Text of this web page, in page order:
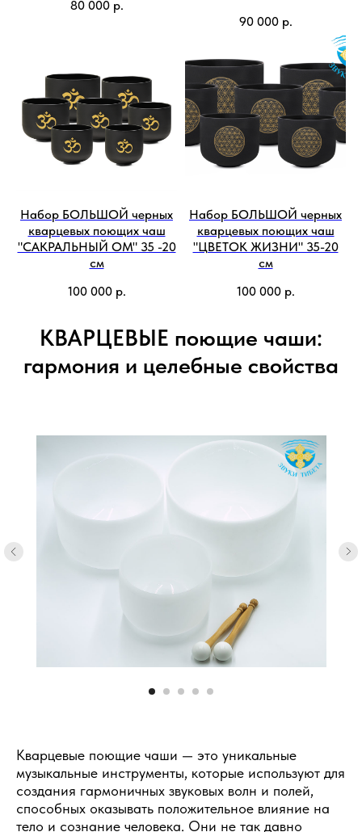
80 000 р.
90 000 р.
Набор БОЛЬШОЙ черных
кварцевых поющих чаш
"САКРАЛЬНЫЙ ОМ" 35 -20
см
100 000 р.
Набор БОЛЬШОЙ черных
кварцевых поющих чаш
"ЦВЕТОК ЖИЗНИ" 35-20
см
100 000 р.
КВАРЦЕВЫЕ поющие чаши:
гармония и целебные свойства
Кварцевые поющие чаши — это уникальные
музыкальные инструменты, которые используют для
создания гармоничных звуковых волн и полей,
способных оказывать положительное влияние на
тело и сознание человека. Они не так давно